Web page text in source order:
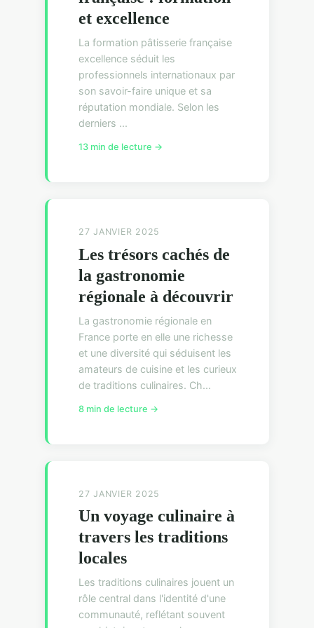
et excellence
La formation pâtisserie française
excellence séduit les
professionnels internationaux par
son savoir-faire unique et sa
réputation mondiale. Selon les
derniers ...
13 min de lecture →
27 JANVIER 2025
Les trésors cachés de
la gastronomie
régionale à découvrir
La gastronomie régionale en
France porte en elle une richesse
et une diversité qui séduisent les
amateurs de cuisine et les curieux
de traditions culinaires. Ch...
8 min de lecture →
27 JANVIER 2025
Un voyage culinaire à
travers les traditions
locales
Les traditions culinaires jouent un
rôle central dans l'identité d'une
communauté, reflétant souvent